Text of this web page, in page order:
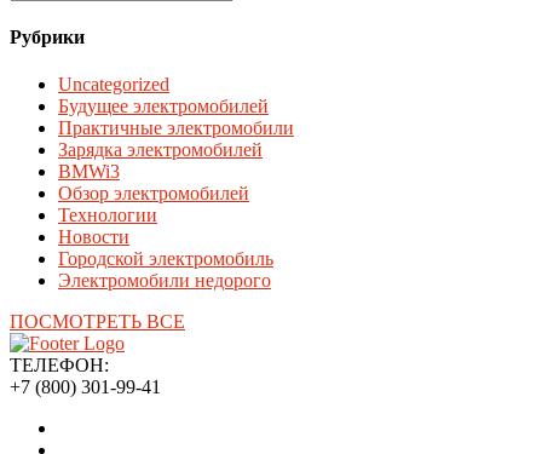
Рубрики
Uncategorized
Будущее электромобилей
Практичные электромобили
Зарядка электромобилей
BMWi3
Обзор электромобилей
Технологии
Новости
Городской электромобиль
Электромобили недорого
ПОСМОТРЕТЬ ВСЕ
ТЕЛЕФОН:
+7 (800) 301-99-41